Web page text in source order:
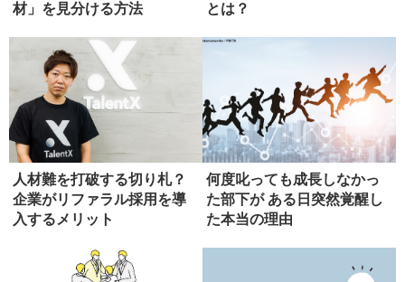
材」を見分ける方法
とは？
人材難を打破する切り札？
企業がリファラル採用を導
入するメリット
何度叱っても成長しなかっ
た部下が ある日突然覚醒し
た本当の理由